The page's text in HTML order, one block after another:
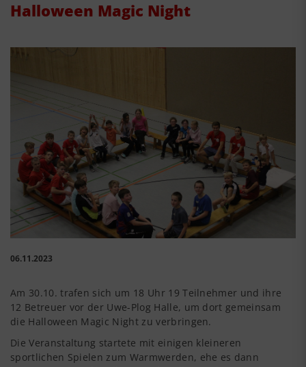
Halloween Magic Night
06.11.2023
Am 30.10. trafen sich um 18 Uhr 19 Teilnehmer und ihre
12 Betreuer vor der Uwe-Plog Halle, um dort gemeinsam
die Halloween Magic Night zu verbringen.
Die Veranstaltung startete mit einigen kleineren
sportlichen Spielen zum Warmwerden, ehe es dann